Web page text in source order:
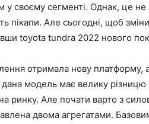
у своєму сегменті. Однак, це
пікапи. Але сьогодні, щоб
toyota tundra 2022 нового
отримала нову платформу,
модель має велику різницю
ринку. Але почати варто з
двома агрегатами.